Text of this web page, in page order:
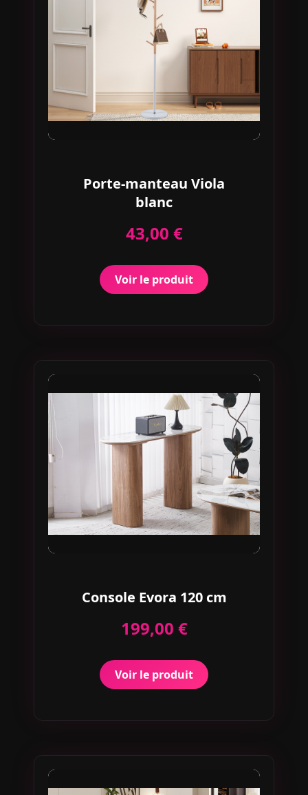
Porte-manteau Viola
blanc
43,00 €
Voir le produit
Console Evora 120 cm
199,00 €
Voir le produit